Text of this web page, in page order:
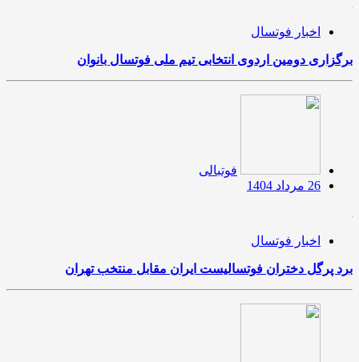
اخبار فوتسال
برگزاری دومین اردوی انتخابی تیم ملی فوتسال بانوان
فوتبالی
26 مرداد 1404
اخبار فوتسال
برد پرگل دختران فوتسالیست ایران مقابل منتخب تهران